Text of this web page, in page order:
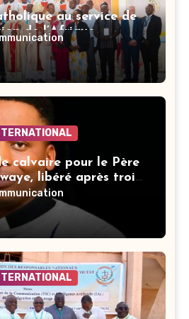
au service de
de l’Afrique
calvaire pour le Père
libéré après trois